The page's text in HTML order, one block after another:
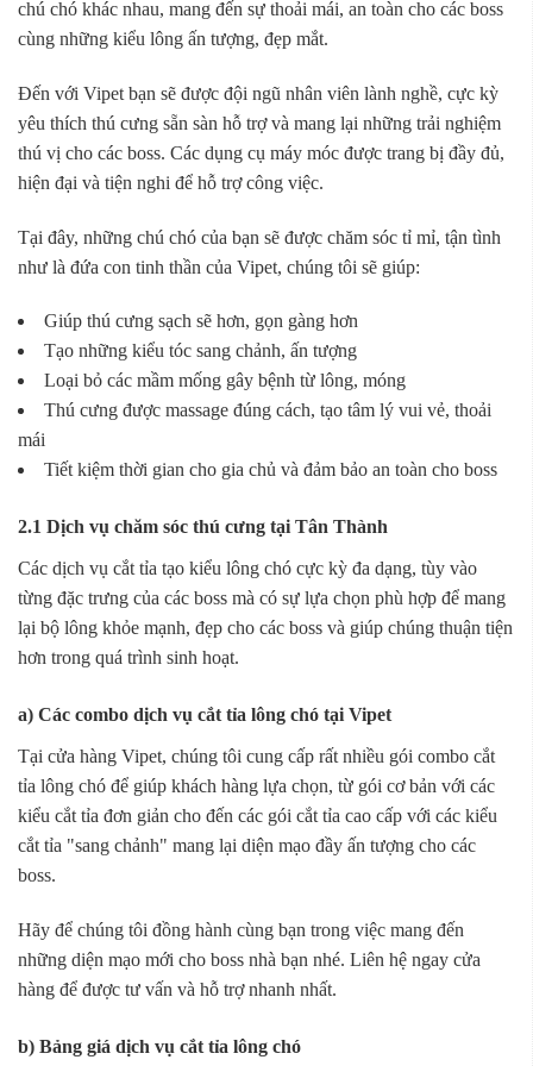
chú chó khác nhau, mang đến sự thoải mái, an toàn cho các boss
cùng những kiểu lông ấn tượng, đẹp mắt.
Đến với Vipet bạn sẽ được đội ngũ nhân viên lành nghề, cực kỳ
yêu thích thú cưng sẵn sàn hỗ trợ và mang lại những trải nghiệm
thú vị cho các boss. Các dụng cụ máy móc được trang bị đầy đủ,
hiện đại và tiện nghi để hỗ trợ công việc.
Tại đây, những chú chó của bạn sẽ được chăm sóc tỉ mỉ, tận tình
như là đứa con tinh thần của Vipet, chúng tôi sẽ giúp:
Giúp thú cưng sạch sẽ hơn, gọn gàng hơn
Tạo những kiểu tóc sang chảnh, ấn tượng
Loại bỏ các mầm mống gây bệnh từ lông, móng
Thú cưng được massage đúng cách, tạo tâm lý vui vẻ, thoải
mái
Tiết kiệm thời gian cho gia chủ và đảm bảo an toàn cho boss
2.1 Dịch vụ chăm sóc thú cưng tại Tân Thành
Các dịch vụ cắt tỉa tạo kiểu lông chó cực kỳ đa dạng, tùy vào
từng đặc trưng của các boss mà có sự lựa chọn phù hợp để mang
lại bộ lông khỏe mạnh, đẹp cho các boss và giúp chúng thuận tiện
hơn trong quá trình sinh hoạt.
a) Các combo dịch vụ cắt tỉa lông chó tại Vipet
Tại cửa hàng Vipet, chúng tôi cung cấp rất nhiều gói combo cắt
tỉa lông chó để giúp khách hàng lựa chọn, từ gói cơ bản với các
kiểu cắt tỉa đơn giản cho đến các gói cắt tỉa cao cấp với các kiểu
cắt tỉa "sang chảnh" mang lại diện mạo đầy ấn tượng cho các
boss.
Hãy để chúng tôi đồng hành cùng bạn trong việc mang đến
những diện mạo mới cho boss nhà bạn nhé. Liên hệ ngay cửa
hàng để được tư vấn và hỗ trợ nhanh nhất.
b) Bảng giá dịch vụ cắt tỉa lông chó